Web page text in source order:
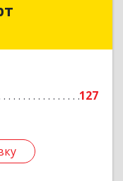
127
Подробнее